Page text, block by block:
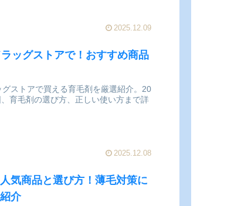
2025.12.09
ッグストアで！おすすめ商品
ストアで買える育毛剤を厳選紹介。20
育毛剤の選び方、正しい使い方まで詳
2025.12.08
気商品と選び方！薄毛対策に
介